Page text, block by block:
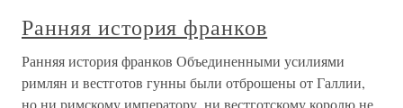
Ранняя история франков
Ранняя история франков Объединенными усилиями
римлян и вестготов гунны были отброшены от Галлии,